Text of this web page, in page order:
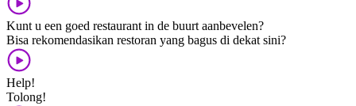
Kunt u een goed restaurant in de buurt aanbevelen?
Bisa rekomendasikan restoran yang bagus di dekat sini?
Help!
Tolong!